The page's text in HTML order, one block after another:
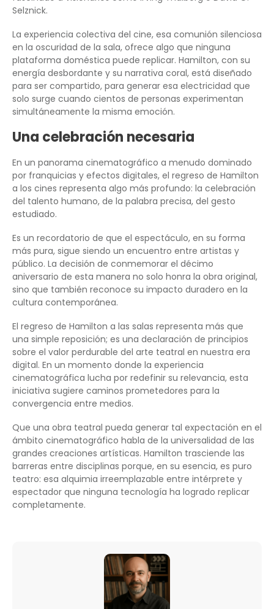
Selznick.
La experiencia colectiva del cine, esa comunión silenciosa
en la oscuridad de la sala, ofrece algo que ninguna
plataforma doméstica puede replicar. Hamilton, con su
energía desbordante y su narrativa coral, está diseñado
para ser compartido, para generar esa electricidad que
solo surge cuando cientos de personas experimentan
simultáneamente la misma emoción.
Una celebración necesaria
En un panorama cinematográfico a menudo dominado
por franquicias y efectos digitales, el regreso de Hamilton
a los cines representa algo más profundo: la celebración
del talento humano, de la palabra precisa, del gesto
estudiado.
Es un recordatorio de que el espectáculo, en su forma
más pura, sigue siendo un encuentro entre artistas y
público. La decisión de conmemorar el décimo
aniversario de esta manera no solo honra la obra original,
sino que también reconoce su impacto duradero en la
cultura contemporánea.
El regreso de Hamilton a las salas representa más que
una simple reposición; es una declaración de principios
sobre el valor perdurable del arte teatral en nuestra era
digital. En un momento donde la experiencia
cinematográfica lucha por redefinir su relevancia, esta
iniciativa sugiere caminos prometedores para la
convergencia entre medios.
Que una obra teatral pueda generar tal expectación en el
ámbito cinematográfico habla de la universalidad de las
grandes creaciones artísticas. Hamilton trasciende las
barreras entre disciplinas porque, en su esencia, es puro
teatro: esa alquimia irreemplazable entre intérprete y
espectador que ninguna tecnología ha logrado replicar
completamente.